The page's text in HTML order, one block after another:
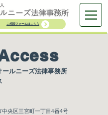
ご相談フォームはこちら
ールニーズ法律事務所
中央区三宮町一丁目4番4号